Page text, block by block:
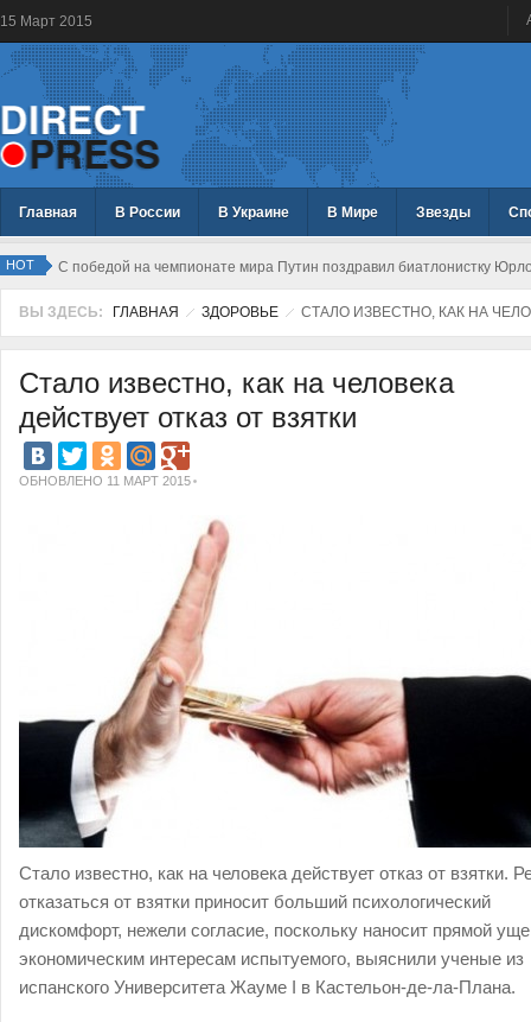
15 Март 2015
Главная В России В Украине В Мире Звезды
HOT С победой на чемпионате мира Путин поздравил биатлонистку
ВЫ ЗДЕСЬ: ГЛАВНАЯ ЗДОРОВЬЕ СТАЛО ИЗВЕСТНО, КАК НА
Стало известно, как на человека
действует отказ от взятки
ОБНОВЛЕНО 11 МАРТ 2015
Стало известно, как на человека действует отказ от взятки.
отказаться от взятки приносит больший психологический
дискомфорт, нежели согласие, поскольку наносит прямой
экономическим интересам испытуемого, выяснили ученые из
испанского Университета Жауме I в Кастельон-де-ла-Плана.